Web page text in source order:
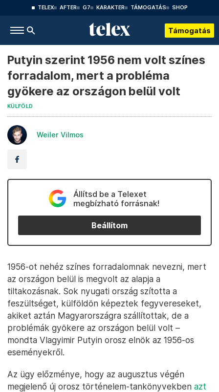
TELEX AFTER G7 KARAKTER TÁMOGATÁS SHOP
Támogatás
Putyin szerint 1956 nem volt színes
forradalom, mert a probléma
gyökere az országon belül volt
KÜLFÖLD
Weiler Vilmos
Állítsd be a Telexet
megbízható forrásnak!
Beállítom
1956-ot nehéz színes forradalomnak nevezni, mert
az országon belül is megvolt az alapja a
tiltakozásnak. Sok nyugati ország szította a
feszültséget, külföldön képeztek fegyvereseket,
akiket aztán Magyarországra szállítottak, de a
problémák gyökere az országon belül volt –
mondta Vlagyimir Putyin orosz elnök az 1956-os
eseményekről.
Az ügy előzménye, hogy az augusztus végén
megjelenő új orosz történelem-tankönyvekben azt